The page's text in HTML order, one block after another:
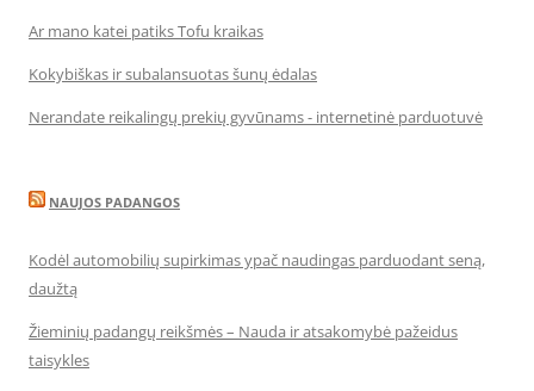
Ar mano katei patiks Tofu kraikas
Kokybiškas ir subalansuotas šunų ėdalas
Nerandate reikalingų prekių gyvūnams - internetinė parduotuvė
NAUJOS PADANGOS
Kodėl automobilių supirkimas ypač naudingas parduodant seną,
daužtą
Žieminių padangų reikšmės – Nauda ir atsakomybė pažeidus
taisykles